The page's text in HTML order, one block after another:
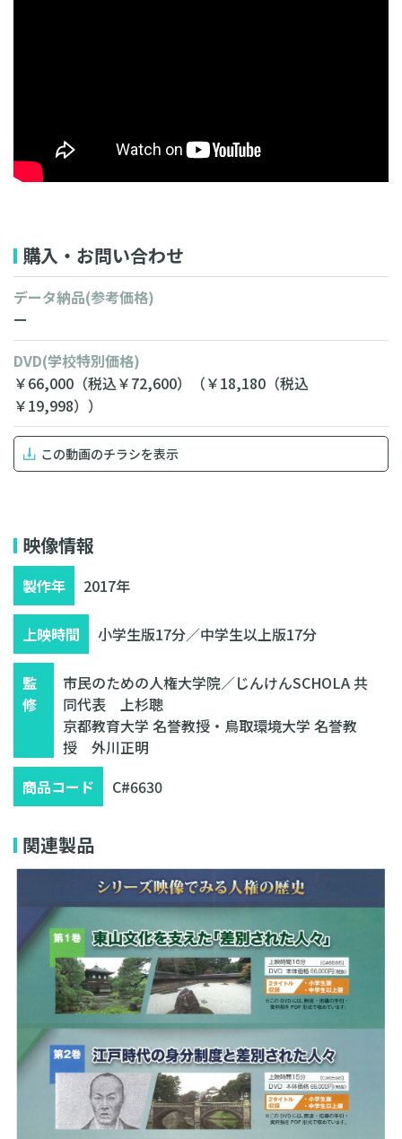
購入・お問い合わせ
データ納品(参考価格)
ー
DVD(学校特別価格)
￥66,000 （税込￥72,600） （￥18,180 （税込
￥19,998））
この動画のチラシを表示
映像情報
製作年 2017年
上映時間 小学生版17分／中学生以上版17分
監
修
市民のための人権大学院／じんけんSCHOLA 共
同代表 上杉聰
京都教育大学 名誉教授・鳥取環境大学 名誉教
授 外川正明
商品コード
C#6630
関連製品